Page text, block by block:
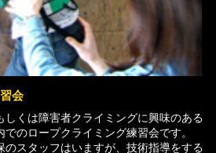
会
しくは障害者クライミングに興味のある
のロープクライミング練習会です。
スタッフはいますが、技術指導をする